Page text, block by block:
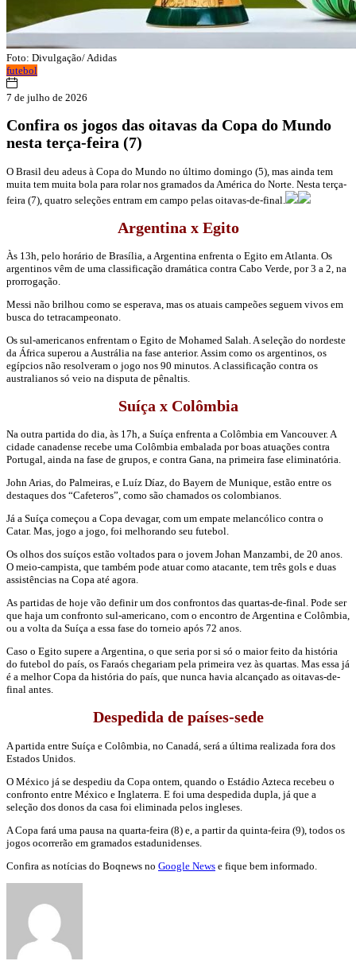
Foto: Divulgação/ Adidas
futebol
7 de julho de 2026
Confira os jogos das oitavas da Copa do Mundo
nesta terça-feira (7)
O Brasil deu adeus à Copa do Mundo no último domingo (5), mas ainda tem
muita tem muita bola para rolar nos gramados da América do Norte. Nesta terça-
feira (7), quatro seleções entram em campo pelas oitavas-de-final.
Argentina x Egito
Às 13h, pelo horário de Brasília, a Argentina enfrenta o Egito em Atlanta. Os
argentinos vêm de uma classificação dramática contra Cabo Verde, por 3 a 2, na
prorrogação.
Messi não brilhou como se esperava, mas os atuais campeões seguem vivos em
busca do tetracampeonato.
Os sul-americanos enfrentam o Egito de Mohamed Salah. A seleção do nordeste
da África superou a Austrália na fase anterior. Assim como os argentinos, os
egípcios não resolveram o jogo nos 90 minutos. A classificação contra os
australianos só veio na disputa de pênaltis.
Suíça x Colômbia
Na outra partida do dia, às 17h, a Suíça enfrenta a Colômbia em Vancouver. A
cidade canadense recebe uma Colômbia embalada por boas atuações contra
Portugal, ainda na fase de grupos, e contra Gana, na primeira fase eliminatória.
John Arias, do Palmeiras, e Luíz Díaz, do Bayern de Munique, estão entre os
destaques dos “Cafeteros”, como são chamados os colombianos.
Já a Suíça começou a Copa devagar, com um empate melancólico contra o
Catar. Mas, jogo a jogo, foi melhorando seu futebol.
Os olhos dos suíços estão voltados para o jovem Johan Manzambi, de 20 anos.
O meio-campista, que também pode atuar como atacante, tem três gols e duas
assistências na Copa até agora.
As partidas de hoje vão definir um dos confrontos das quartas-de-final. Pode ser
que haja um confronto sul-americano, com o encontro de Argentina e Colômbia,
ou a volta da Suíça a essa fase do torneio após 72 anos.
Caso o Egito supere a Argentina, o que seria por si só o maior feito da história
do futebol do país, os Faraós chegariam pela primeira vez às quartas. Mas essa já
é a melhor Copa da história do país, que nunca havia alcançado as oitavas-de-
final antes.
Despedida de países-sede
A partida entre Suíça e Colômbia, no Canadá, será a última realizada fora dos
Estados Unidos.
O México já se despediu da Copa ontem, quando o Estádio Azteca recebeu o
confronto entre México e Inglaterra. E foi uma despedida dupla, já que a
seleção dos donos da casa foi eliminada pelos ingleses.
A Copa fará uma pausa na quarta-feira (8) e, a partir da quinta-feira (9), todos os
jogos ocorrerão em gramados estadunidenses.
Confira as notícias do Boqnews no Google News e fique bem informado.